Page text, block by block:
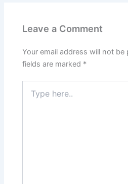
Leave a Comment
Your email address will not be
fields are marked *
here..